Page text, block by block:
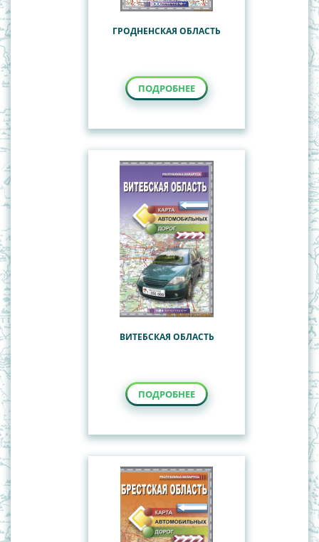
ГРОДНЕНСКАЯ ОБЛАСТЬ
ПОДРОБНЕЕ
ВИТЕБСКАЯ ОБЛАСТЬ
ПОДРОБНЕЕ